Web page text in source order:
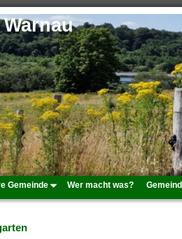
Gemeinde Wer macht was?